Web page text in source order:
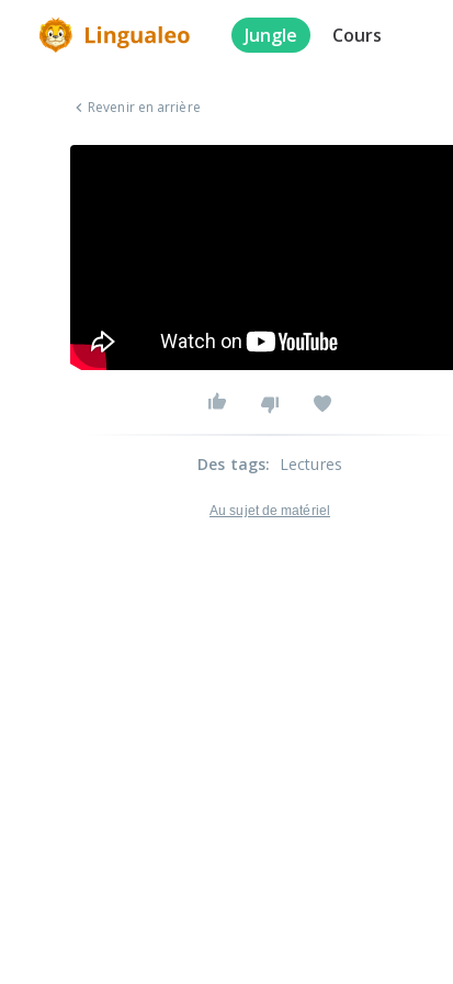
Jungle Cours
Revenir en arrière
Des tags: Lectures
Au sujet de matériel